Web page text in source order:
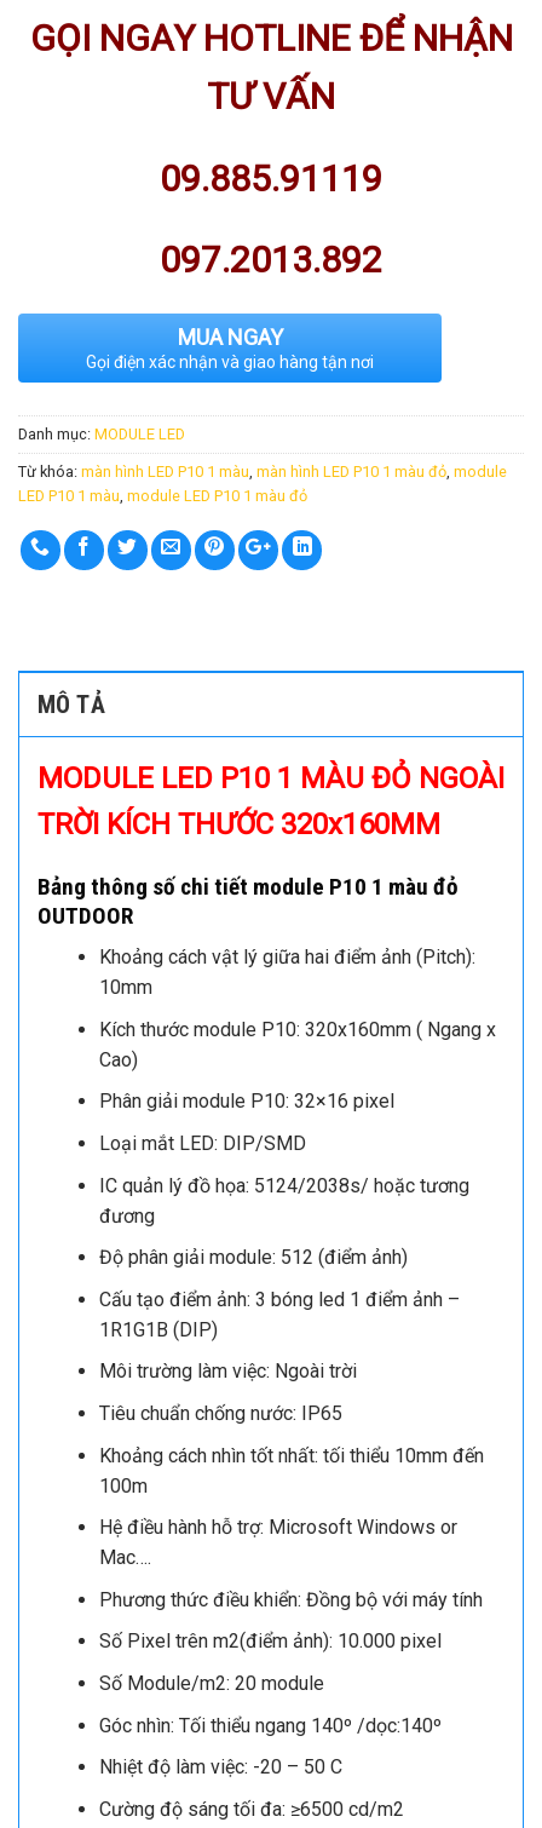
GỌI NGAY HOTLINE ĐỂ NHẬN
TƯ VẤN
09.885.91119
097.2013.892
MUA NGAY
Gọi điện xác nhận và giao hàng tận nơi
Danh mục: MODULE LED
Từ khóa: màn hình LED P10 1 màu màn hình LED P10 1 màu đỏ module
LED P10 1 màu module LED P10 1 màu đỏ
MÔ TẢ
MODULE LED P10 1 MÀU ĐỎ NGOÀI
TRỜI KÍCH THƯỚC 320x160MM
Bảng thông số chi tiết module P10 1 màu đỏ
OUTDOOR
Khoảng cách vật lý giữa hai điểm ảnh (Pitch):
10mm
Kích thước module P10: 320x160mm ( Ngang x
Cao)
Phân giải module P10: 32×16 pixel
Loại mắt LED: DIP/SMD
IC quản lý đồ họa: 5124/2038s/ hoặc tương
đương
Độ phân giải module: 512 (điểm ảnh)
Cấu tạo điểm ảnh: 3 bóng led 1 điểm ảnh –
1R1G1B (DIP)
Môi trường làm việc: Ngoài trời
Tiêu chuẩn chống nước: IP65
Khoảng cách nhìn tốt nhất: tối thiểu 10mm đến
100m
Hệ điều hành hỗ trợ: Microsoft Windows or
Mac….
Phương thức điều khiển: Đồng bộ với máy tính
Số Pixel trên m2(điểm ảnh): 10.000 pixel
Số Module/m2: 20 module
Góc nhìn: Tối thiểu ngang 140º /dọc:140º
Nhiệt độ làm việc: -20 – 50 C
Cường độ sáng tối đa: ≥6500 cd/m2